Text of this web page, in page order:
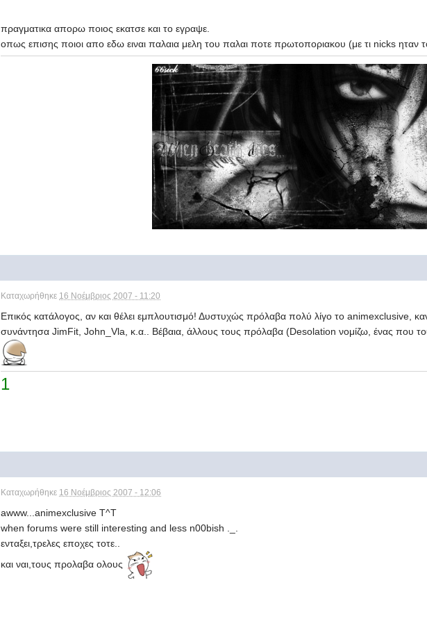
πραγματικα απορω ποιος εκατσε και το εγραψε.
οπως επισης ποιοι απο εδω ειναι παλαια μελη του παλαι ποτε πρωτοποριακου (με τι nicks ηταν
Καταχωρήθηκε 16 Νοέμβριος 2007 - 11:20
Επικός κατάλογος, αν και θέλει εμπλουτισμό! Δυστυχώς πρόλαβα πολύ λίγο το animexclusive,
συνάντησα JimFit, John_Vla, κ.α.. Βέβαια, άλλους τους πρόλαβα (Desolation νομίζω, ένας που του
1
Καταχωρήθηκε 16 Νοέμβριος 2007 - 12:06
awww...animexclusive T^T
when forums were still interesting and less n00bish ._.
ενταξει,τρελες εποχες τοτε..
και ναι,τους προλαβα ολους